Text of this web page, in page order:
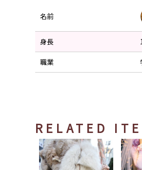
名前
身長
職業
RELATED